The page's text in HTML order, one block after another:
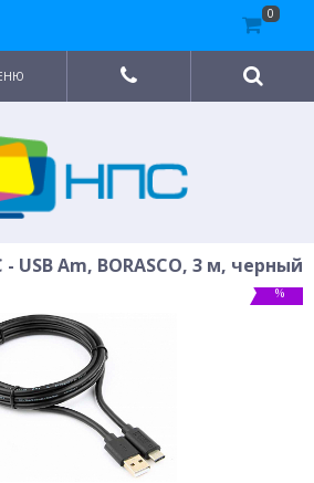
USB Am, BORASCO, 3 м, черный
%
0